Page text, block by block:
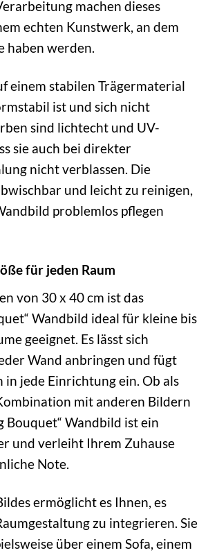
machen dieses
echten Kunstwerk, an dem
haben werden.
einem stabilen Trägermaterial
ist und sich nicht
sind lichtecht und UV-
sie auch bei direkter
nicht verblassen. Die
und leicht zu reinigen,
problemlos pflegen
für jeden Raum
von 30 x 40 cm ist das
Wandbild ideal für kleine bis
geeignet. Es lässt sich
Wand anbringen und fügt
in jede Einrichtung ein. Ob als
mit anderen Bildern
Bouquet“ Wandbild ist ein
und verleiht Ihrem Zuhause
Note.
ermöglicht es Ihnen, es
zu integrieren. Sie
über einem Sofa, einem